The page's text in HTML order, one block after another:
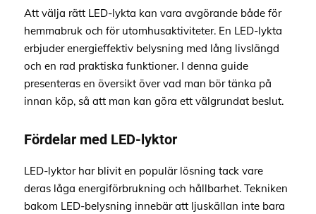
Att välja rätt LED-lykta kan vara avgörande både för
hemmabruk och för utomhusaktiviteter. En LED-lykta
erbjuder energieffektiv belysning med lång livslängd
och en rad praktiska funktioner. I denna guide
presenteras en översikt över vad man bör tänka på
innan köp, så att man kan göra ett välgrundat beslut.
Fördelar med LED-lyktor
LED-lyktor har blivit en populär lösning tack vare
deras låga energiförbrukning och hållbarhet. Tekniken
bakom LED-belysning innebär att ljuskällan inte bara